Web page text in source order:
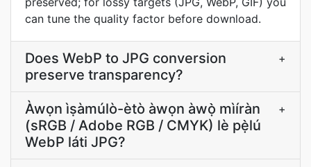
can tune the quality factor before download.
Does WebP to JPG conversion
preserve transparency?
+
Àwọn ìṣàmúlò-ètò àwọn àwọ̀ mìíràn
(sRGB / Adobe RGB / CMYK) lè pẹ̀lú
WebP láti JPG?
+